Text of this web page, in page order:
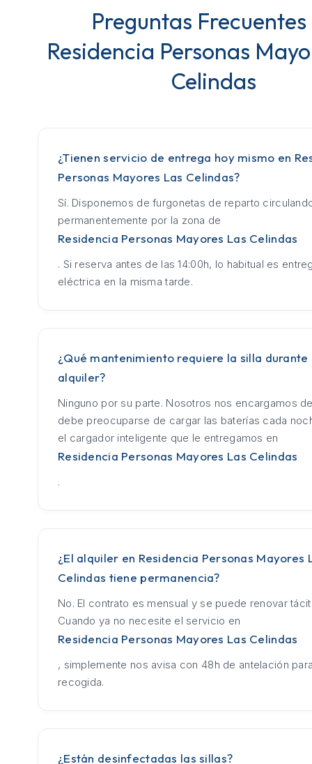
Preguntas Frecuentes
Residencia Personas
Celindas
¿Tienen servicio de entrega hoy mismo en
Personas Mayores Las Celindas?
Sí. Disponemos de furgonetas de reparto
permanentemente por la zona de
Residencia Personas Mayores Las Celindas
. Si reserva antes de las 14:00h, lo habitual es
eléctrica en la misma tarde.
¿Qué mantenimiento requiere la silla durante
alquiler?
Ninguno por su parte. Nosotros nos encargamos
debe preocuparse de cargar las baterías cada
el cargador inteligente que le entregamos en
Residencia Personas Mayores Las Celindas
.
¿El alquiler en Residencia Personas Mayores
Celindas tiene permanencia?
No. El contrato es mensual y se puede renovar
Cuando ya no necesite el servicio en
Residencia Personas Mayores Las Celindas
, simplemente nos avisa con 48h de antelación
recogida.
¿Están desinfectadas las sillas?